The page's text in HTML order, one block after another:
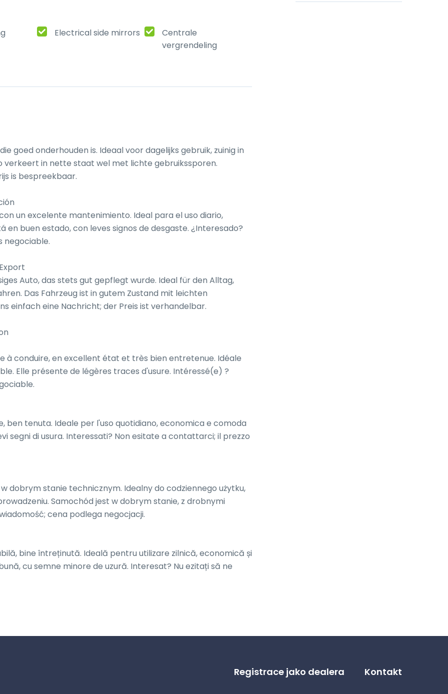
Electrical side mirrors
Centrale
vergrendeling
goed onderhouden is. Ideaal voor dagelijks gebruik, zuinig in
in nette staat wel met lichte gebruikssporen.
is bespreekbaar.
un excelente mantenimiento. Ideal para el uso diario,
buen estado, con leves signos de desgaste. ¿Interesado?
negociable.
Auto, das stets gut gepflegt wurde. Ideal für den Alltag,
Das Fahrzeug ist in gutem Zustand mit leichten
einfach eine Nachricht; der Preis ist verhandelbar.
à conduire, en excellent état et très bien entretenue. Idéale
Elle présente de légères traces d'usure. Intéressé(e) ?
ben tenuta. Ideale per l'uso quotidiano, economica e comoda
segni di usura. Interessati? Non esitate a contattarci; il prezzo
dobrym stanie technicznym. Idealny do codziennego użytku,
Samochód jest w dobrym stanie, z drobnymi
cena podlega negocjacji.
bine întreținută. Ideală pentru utilizare zilnică, economică și
cu semne minore de uzură. Interesat? Nu ezitați să ne
Registrace jako dealera Kontakt